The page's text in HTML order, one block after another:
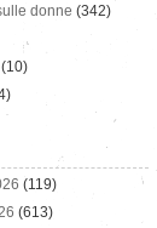
donne (342)
(10)
(119)
(613)